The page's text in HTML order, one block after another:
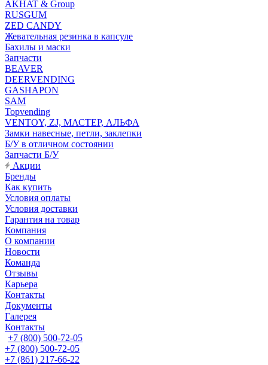
AKHAT & Group
RUSGUM
ZED CANDY
Жевательная резинка в капсуле
Бахилы и маски
Запчасти
BEAVER
DEERVENDING
GASHAPON
SAM
Topvending
VENTOY, ZJ, МАСТЕР, АЛЬФА
Замки навесные, петли, заклепки
Б/У в отличном состоянии
Запчасти Б/У
Акции
Бренды
Как купить
Условия оплаты
Условия доставки
Гарантия на товар
Компания
О компании
Новости
Команда
Отзывы
Карьера
Контакты
Документы
Галерея
Контакты
+7 (800) 500-72-05
+7 (800) 500-72-05
+7 (861) 217-66-22